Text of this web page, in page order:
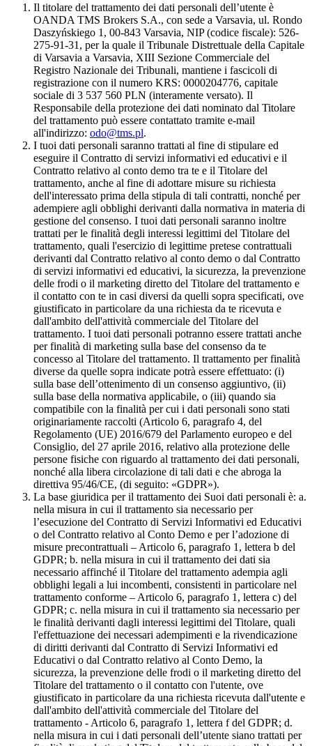
Il titolare del trattamento dei dati personali dell’utente è
OANDA TMS Brokers S.A., con sede a Varsavia, ul. Rondo
Daszyńskiego 1, 00-843 Varsavia, NIP (codice fiscale): 526-
275-91-31, per la quale il Tribunale Distrettuale della Capitale
di Varsavia a Varsavia, XIII Sezione Commerciale del
Registro Nazionale dei Tribunali, mantiene i fascicoli di
registrazione con il numero KRS: 0000204776, capitale
sociale di 3 537 560 PLN (interamente versato). Il
Responsabile della protezione dei dati nominato dal Titolare
del trattamento può essere contattato tramite e-mail
all'indirizzo: odo@tms.pl.
I tuoi dati personali saranno trattati al fine di stipulare ed
eseguire il Contratto di servizi informativi ed educativi e il
Contratto relativo al conto demo tra te e il Titolare del
trattamento, anche al fine di adottare misure su richiesta
dell'interessato prima della stipula di tali contratti, nonché per
adempiere agli obblighi derivanti dalla normativa in materia di
gestione del consenso. I tuoi dati personali saranno inoltre
trattati per le finalità degli interessi legittimi del Titolare del
trattamento, quali l'esercizio di legittime pretese contrattuali
derivanti dal Contratto relativo al conto demo o dal Contratto
di servizi informativi ed educativi, la sicurezza, la prevenzione
delle frodi o il marketing diretto del Titolare del trattamento e
il contatto con te in casi diversi da quelli sopra specificati, ove
giustificato in particolare da una richiesta da te ricevuta e
dall'ambito dell'attività commerciale del Titolare del
trattamento. I tuoi dati personali potranno essere trattati anche
per finalità di marketing sulla base del consenso da te
concesso al Titolare del trattamento. Il trattamento per finalità
diverse da quelle sopra indicate potrà essere effettuato: (i)
sulla base dell’ottenimento di un consenso aggiuntivo, (ii)
sulla base della normativa applicabile, o (iii) quando sia
compatibile con la finalità per cui i dati personali sono stati
originariamente raccolti (Articolo 6, paragrafo 4, del
Regolamento (UE) 2016/679 del Parlamento europeo e del
Consiglio, del 27 aprile 2016, relativo alla protezione delle
persone fisiche con riguardo al trattamento dei dati personali,
nonché alla libera circolazione di tali dati e che abroga la
direttiva 95/46/CE, (di seguito: «GDPR»).
La base giuridica per il trattamento dei Suoi dati personali è: a.
nella misura in cui il trattamento sia necessario per
l’esecuzione del Contratto di Servizi Informativi ed Educativi
o del Contratto relativo al Conto Demo e per l’adozione di
misure precontrattuali – Articolo 6, paragrafo 1, lettera b del
GDPR; b. nella misura in cui il trattamento dei dati sia
necessario affinché il Titolare del trattamento adempia agli
obblighi legali a lui incombenti, consistenti in particolare nel
trattamento conforme – Articolo 6, paragrafo 1, lettera c) del
GDPR; c. nella misura in cui il trattamento sia necessario per
le finalità derivanti dagli interessi legittimi del Titolare, quali
l'effettuazione dei necessari adempimenti e la rivendicazione
di diritti derivanti dal Contratto di Servizi Informativi ed
Educativi o dal Contratto relativo al Conto Demo, la
sicurezza, la prevenzione delle frodi o il marketing diretto del
Titolare del trattamento o il contatto con l'utente, ove
giustificato in particolare da una richiesta ricevuta dall'utente e
dall'ambito dell'attività commerciale del Titolare del
trattamento - Articolo 6, paragrafo 1, lettera f del GDPR; d.
nella misura in cui i dati personali dell’utente siano trattati per